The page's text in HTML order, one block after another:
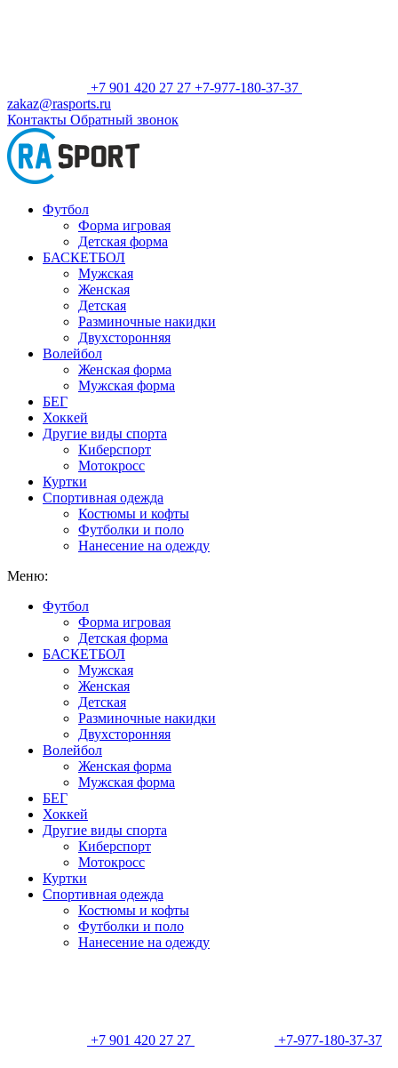
+7 901 420 27 27 +7-977-180-37-37
zakaz@rasports.ru
Контакты Обратный звонок
Футбол
Форма игровая
Детская форма
БАСКЕТБОЛ
Мужская
Женская
Детская
Разминочные накидки
Двухсторонняя
Волейбол
Женская форма
Мужская форма
БЕГ
Хоккей
Другие виды спорта
Киберспорт
Мотокросс
Куртки
Спортивная одежда
Костюмы и кофты
Футболки и поло
Нанесение на одежду
Меню:
Футбол
Форма игровая
Детская форма
БАСКЕТБОЛ
Мужская
Женская
Детская
Разминочные накидки
Двухсторонняя
Волейбол
Женская форма
Мужская форма
БЕГ
Хоккей
Другие виды спорта
Киберспорт
Мотокросс
Куртки
Спортивная одежда
Костюмы и кофты
Футболки и поло
Нанесение на одежду
+7 901 420 27 27 +7-977-180-37-37